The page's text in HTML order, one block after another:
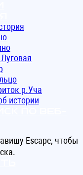
р.Уча
истории
Escape, чтобы